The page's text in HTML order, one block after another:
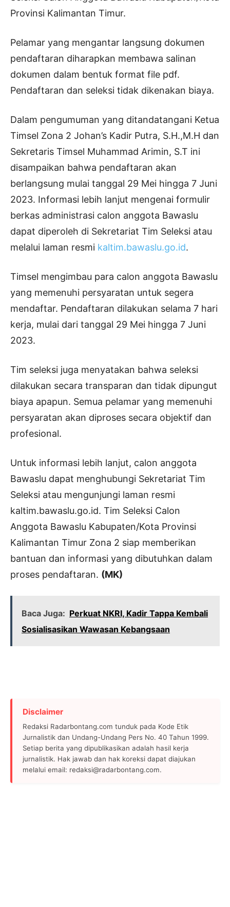
Provinsi Kalimantan Timur.
Pelamar yang mengantar langsung dokumen
pendaftaran diharapkan membawa salinan
dokumen dalam bentuk format file pdf.
Pendaftaran dan seleksi tidak dikenakan biaya.
Dalam pengumuman yang ditandatangani Ketua
Timsel Zona 2 Johan’s Kadir Putra, S.H.,M.H dan
Sekretaris Timsel Muhammad Arimin, S.T ini
disampaikan bahwa pendaftaran akan
berlangsung mulai tanggal 29 Mei hingga 7 Juni
2023. Informasi lebih lanjut mengenai formulir
berkas administrasi calon anggota Bawaslu
dapat diperoleh di Sekretariat Tim Seleksi atau
melalui laman resmi kaltim.bawaslu.go.id.
Timsel mengimbau para calon anggota Bawaslu
yang memenuhi persyaratan untuk segera
mendaftar. Pendaftaran dilakukan selama 7 hari
kerja, mulai dari tanggal 29 Mei hingga 7 Juni
2023.
Tim seleksi juga menyatakan bahwa seleksi
dilakukan secara transparan dan tidak dipungut
biaya apapun. Semua pelamar yang memenuhi
persyaratan akan diproses secara objektif dan
profesional.
Untuk informasi lebih lanjut, calon anggota
Bawaslu dapat menghubungi Sekretariat Tim
Seleksi atau mengunjungi laman resmi
kaltim.bawaslu.go.id. Tim Seleksi Calon
Anggota Bawaslu Kabupaten/Kota Provinsi
Kalimantan Timur Zona 2 siap memberikan
bantuan dan informasi yang dibutuhkan dalam
proses pendaftaran. (MK)
Baca Juga: Perkuat NKRI, Kadir Tappa Kembali
Sosialisasikan Wawasan Kebangsaan
Disclaimer
Redaksi Radarbontang.com tunduk pada Kode Etik
Jurnalistik dan Undang-Undang Pers No. 40 Tahun 1999.
Setiap berita yang dipublikasikan adalah hasil kerja
jurnalistik. Hak jawab dan hak koreksi dapat diajukan
melalui email: redaksi@radarbontang.com.